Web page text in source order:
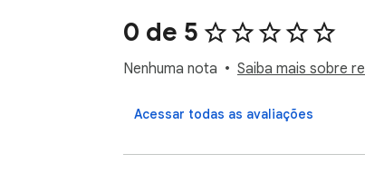
0 de 5
Nenhuma nota Saiba mais sobre
Acessar todas as avaliações